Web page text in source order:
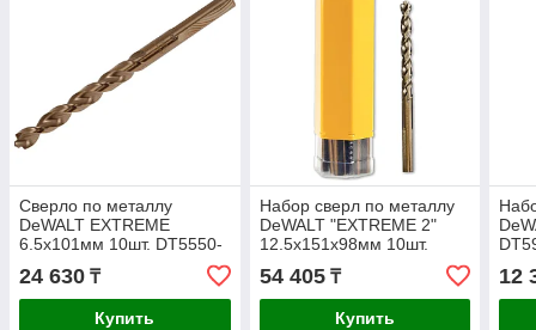
Сверло по металлу
DeWALT EXTREME
6.5x101мм 10шт. DT5550-
24 630 ₸
Купить
Набор сверл по металлу
DeWALT "EXTREME 2"
12.5х151х98мм 10шт.
DT5562-QZ
54 405₸
Купить
12